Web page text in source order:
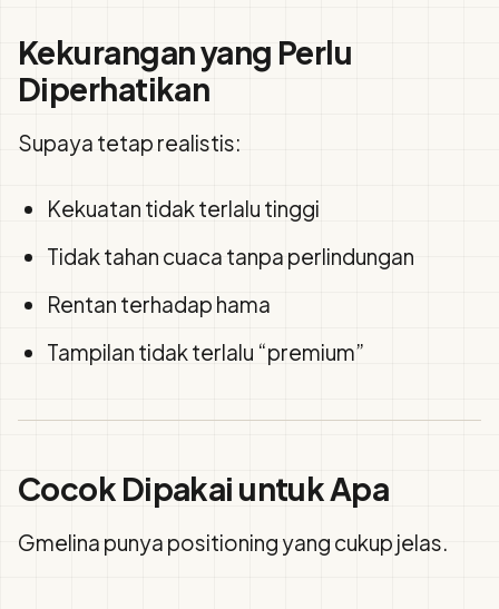
Kekurangan yang Perlu
Diperhatikan
Supaya tetap realistis:
Kekuatan tidak terlalu tinggi
Tidak tahan cuaca tanpa perlindungan
Rentan terhadap hama
Tampilan tidak terlalu “premium”
Cocok Dipakai untuk Apa
Gmelina punya positioning yang cukup jelas.